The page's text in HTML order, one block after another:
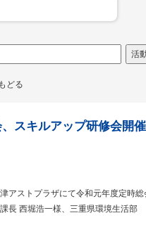
どる
スキルアップ研修会開催
アストプラザにて令和元年度定時
長 西堀浩一様、三重県環境生活部